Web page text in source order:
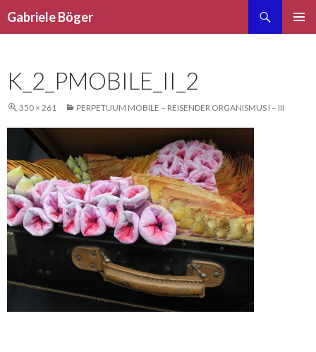
Gabriele Böger
K_2_PMOBILE_II_2
350 × 261 PERPETUUM MOBILE – REISENDER ORGANISMUS I – III